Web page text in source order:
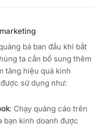
bá ban đầu khi bắt
ta cần bổ sung thêm
tăng hiệu quả kinh
sử dụng như:
: Chạy quảng cáo trên
bạn kinh doanh được